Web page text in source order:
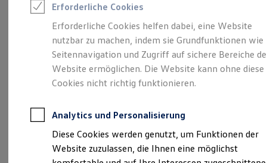
Rettungsdienste
ONE Business ID Vorteile
Fahrzeugsuche & Marktplatz
Fahrzeugsuche
Fahrzeuge online kaufen
Digitaler Marktplatz
Kauf & Finanzierung
Online-Fahrzeugbewertung
Für Privatkunden
Für Gewerbekunden
Profi Paket
TopDeal
Gebrauchtwagen
Beuditzstraße 54, 06667 Weißenfels
autohaus-kittel@t-online.de
Samstag
12:00
Erforderliche Cookies
Erforderliche Cookies helfen dabei, eine Website
nutzbar zu machen, indem sie Grundfunktionen wie
Seitennavigation und Zugriff auf sichere Bereiche
Website ermöglichen. Die Website kann ohne diese
Cookies nicht richtig funktionieren.
Analytics und Personalisierung
Diese Cookies werden genutzt, um Funktionen der
Website zuzulassen, die Ihnen eine möglichst